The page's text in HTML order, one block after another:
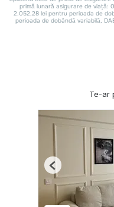
Te-ar
Previous